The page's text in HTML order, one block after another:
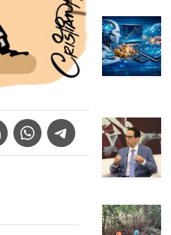
Icon
WhatsApp IconTelegram Icon